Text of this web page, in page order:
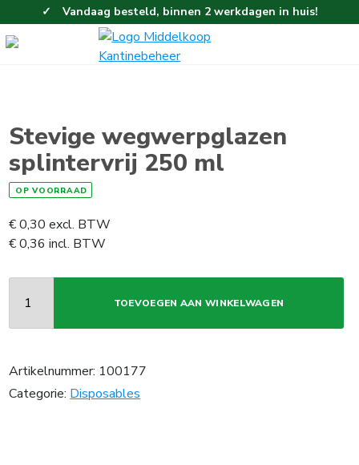
Vandaag besteld, binnen 2 werkdagen in huis!
Eenvoudig en gemakkelijk bestellen!
Gratis thuisbezorgd vanaf 100,-!
Stevige wegwerpglazen
splintervrij 250 ml
OP VOORRAAD
€0,30 excl. BTW
€0,36 incl. BTW
TOEVOEGEN AAN WINKELWAGEN
Artikelnummer: 100177
Categorie: Disposables